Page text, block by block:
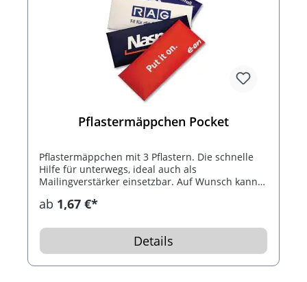
Pflastermäppchen Pocket
Pflastermäppchen mit 3 Pflastern. Die schnelle
Hilfe für unterwegs, ideal auch als
Mailingverstärker einsetzbar. Auf Wunsch kann
ab 1,67 €*
Details